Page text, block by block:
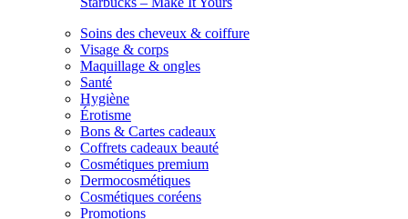
Soins des cheveux & coiffure
Visage & corps
Maquillage & ongles
Santé
Hygiène
Érotisme
Bons & Cartes cadeaux
Coffrets cadeaux beauté
Cosmétiques premium
Dermocosmétiques
Cosmétiques coréens
Promotions